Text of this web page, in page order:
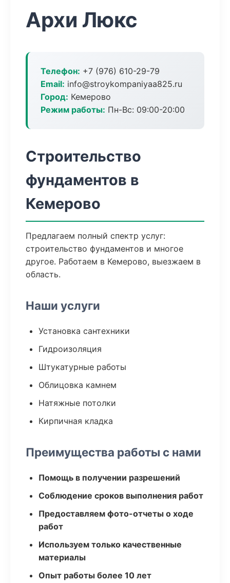
Архи Люкс
Телефон: +7 (976) 610-29-79
Email: info@stroykompaniyaa825.ru
Город: Кемерово
Режим работы: Пн-Вс: 09:00-20:00
Строительство
фундаментов в
Кемерово
Предлагаем полный спектр услуг:
строительство фундаментов и многое
другое. Работаем в Кемерово, выезжаем в
область.
Наши услуги
Установка сантехники
Гидроизоляция
Штукатурные работы
Облицовка камнем
Натяжные потолки
Кирпичная кладка
Преимущества работы с нами
Помощь в получении разрешений
Соблюдение сроков выполнения работ
Предоставляем фото-отчеты о ходе
работ
Используем только качественные
материалы
Опыт работы более 10 лет